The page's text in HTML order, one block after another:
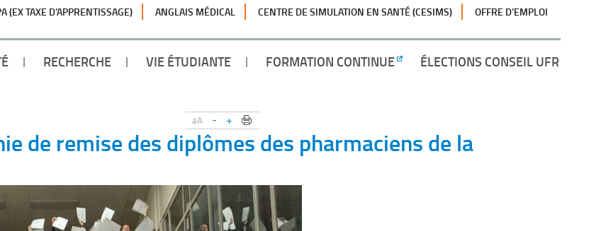
(EX TAXE D’APPRENTISSAGE) ANGLAIS MÉDICAL CENTRE DE SIMULATION EN SANTÉ (CESIMS) OFFRE D’EMPLOI
RECHERCHE VIE ÉTUDIANTE FORMATION CONTINUE ÉLECTIONS CONSEIL UFR
aA - +
de remise des diplômes des pharmaciens de la